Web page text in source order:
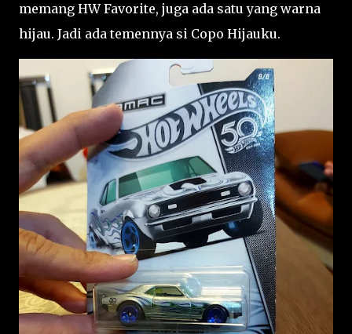
memang HW Favorite, juga ada satu yang warna
hijau. Jadi ada temennya si Copo Hijauku.